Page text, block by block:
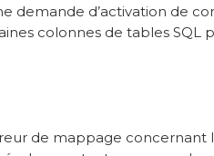
demande d’activation de
colonnes de tables
de mappage concernant